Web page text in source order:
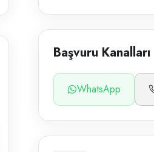
Başvuru Kanalları
WhatsApp